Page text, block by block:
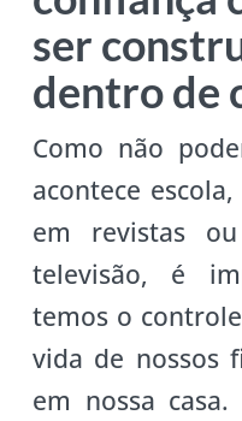
ser
dentro de
Como não
acontece
em revistas
televisão, é
temos o
vida de nossos
em nossa